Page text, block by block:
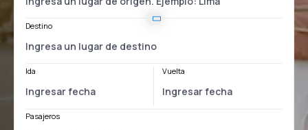
Destino
Ida Vuelta
Pasajeros